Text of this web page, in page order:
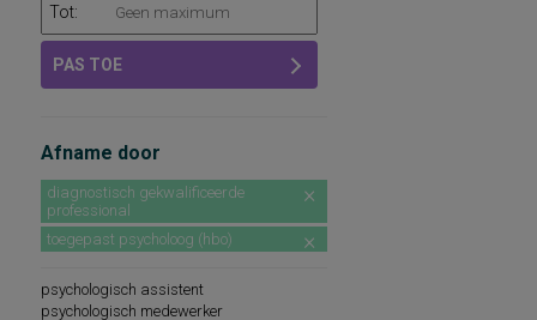
Tot:
PAS TOE
Afname door
diagnostisch gekwalificeerde
professional
toegepast psycholoog (hbo)
psychologisch assistent
psychologisch medewerker